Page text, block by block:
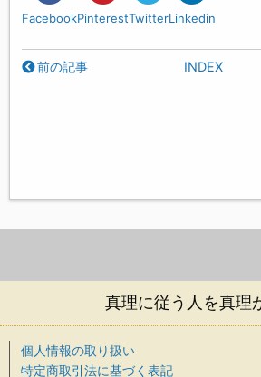
FacebookPinterestTwitterLinkedin
前の記事 INDEX
真理に従う人を真理
個人情報の取り扱い
特定商取引法に基づく表記